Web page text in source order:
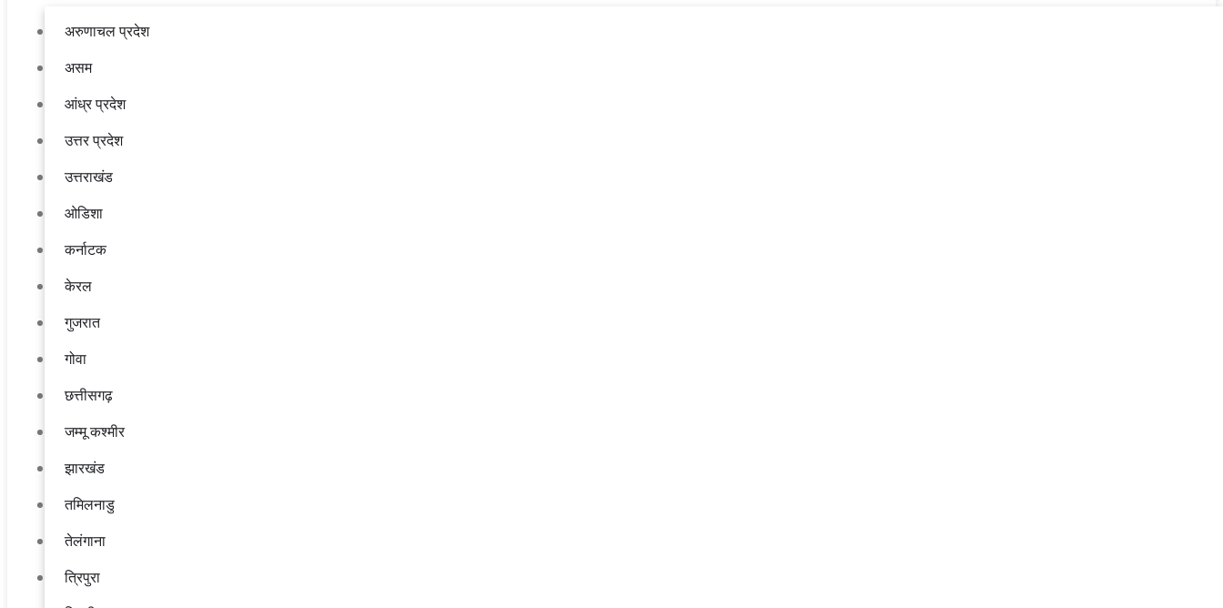
अरुणाचल प्रदेश
असम
आंध्र प्रदेश
उत्तर प्रदेश
उत्तराखंड
ओडिशा
कर्नाटक
केरल
गुजरात
गोवा
छत्तीसगढ़
जम्मू कश्मीर
झारखंड
तमिलनाडु
तेलंगाना
त्रिपुरा